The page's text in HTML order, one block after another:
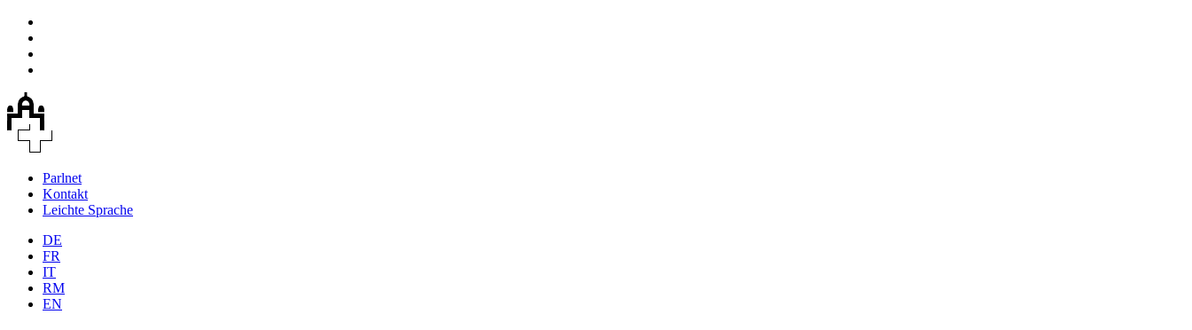
Parlnet
Kontakt
Leichte Sprache
DE
FR
IT
RM
EN